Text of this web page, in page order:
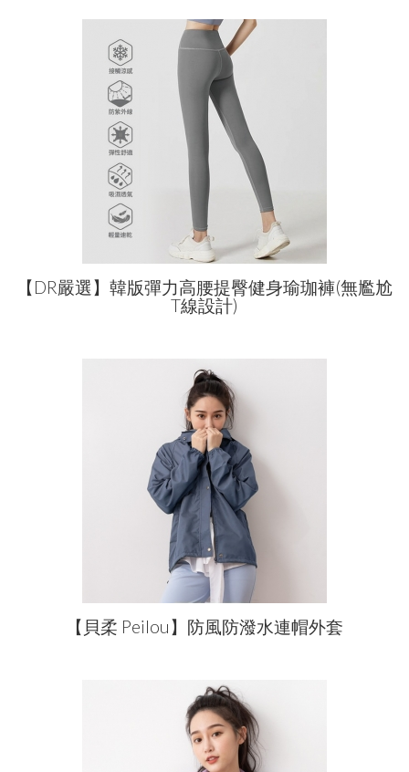
【DR嚴選】韓版彈力高腰提臀健身瑜珈褲(無尷尬
T線設計)
【貝柔 Peilou】防風防潑水連帽外套